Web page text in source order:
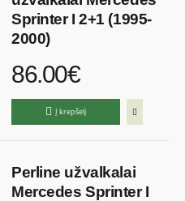
Sprinter I 2+1 (1995-
2000)
86.00€
Į krepšelį
Perline užvalkalai
Mercedes Sprinter I